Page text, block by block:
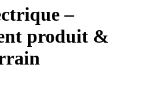
–
produit &